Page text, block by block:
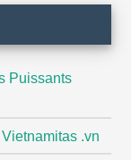
Puissants
.vn